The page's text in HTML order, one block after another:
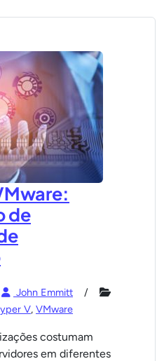
de
John Emmitt
V, VMware
costumam
em diferentes